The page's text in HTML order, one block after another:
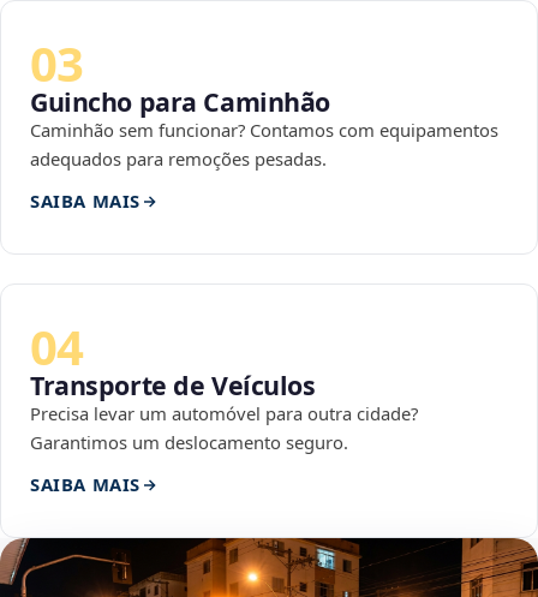
03
Guincho para Caminhão
Caminhão sem funcionar? Contamos com equipamentos
adequados para remoções pesadas.
SAIBA MAIS
04
Transporte de Veículos
Precisa levar um automóvel para outra cidade?
Garantimos um deslocamento seguro.
SAIBA MAIS